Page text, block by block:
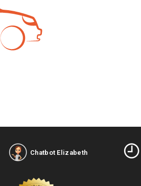
Chatbot Elizabeth